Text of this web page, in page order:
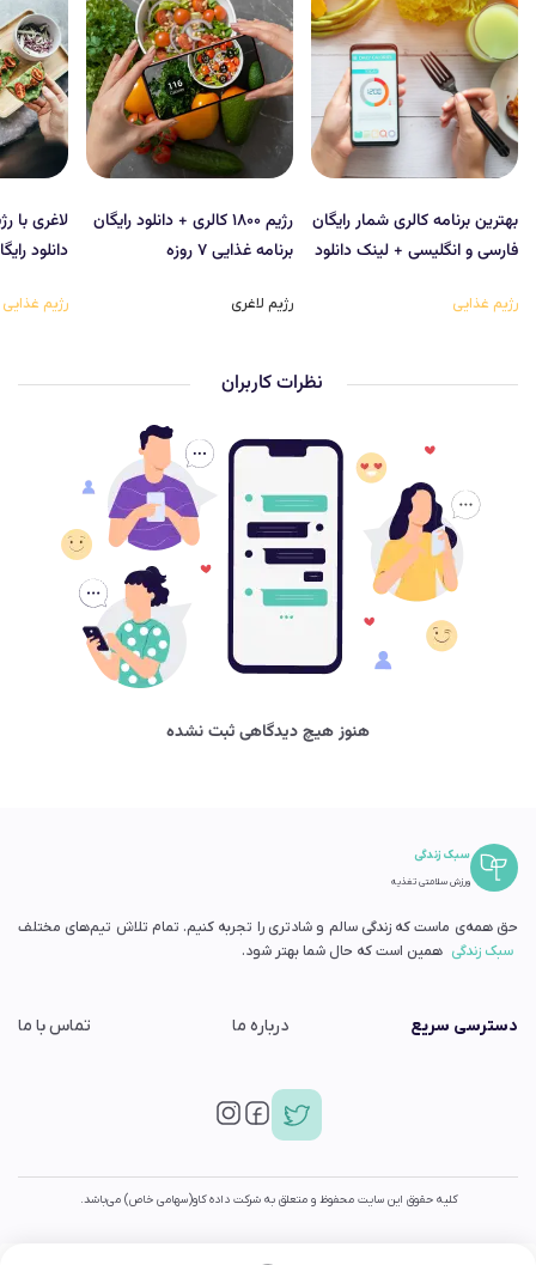
بهترین برنامه کالری شمار رایگان
فارسی و انگلیسی + لینک دانلود
رژیم غذایی
رژیم ۱۸۰۰ کالری + دانلود رایگان
برنامه غذایی ۷ روزه
رژیم لاغری
دانلود
رژیم غذایی
نظرات کاربران
هنوز هیچ دیدگاهی ثبت نشده
سبک زندگی
ورزش سلامتی تغذیه
حق همه‌ی ماست که زندگی سالم و شادتری را تجربه کنیم. تمام تلاش تیم‌های مختلف
سبک زندگی همین است که حال شما بهتر شود.
دسترسی سریع درباره ما تماس با ما
کلیه حقوق این سایت محفوظ و متعلق به شرکت داده کاو(سهامی خاص) می‌باشد.